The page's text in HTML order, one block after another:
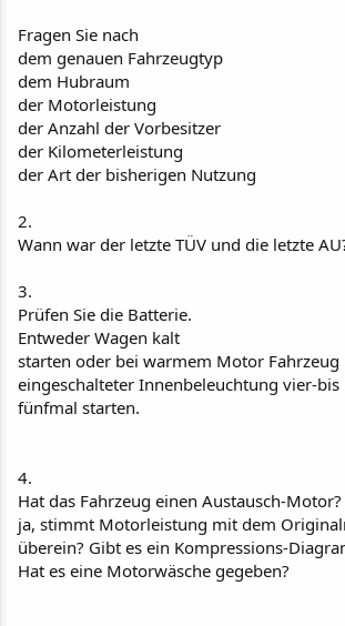
Fragen Sie nach
dem genauen Fahrzeugtyp
dem Hubraum
der Motorleistung
der Anzahl der Vorbesitzer
der Kilometerleistung
der Art der bisherigen Nutzung
2.
Wann war der letzte TÜV und die letzte
3.
Prüfen Sie die Batterie.
Entweder Wagen kalt
starten oder bei warmem Motor
eingeschalteter Innenbeleuchtung vier-bis
fünfmal starten.
4.
Hat das Fahrzeug einen Austausch-
ja, stimmt Motorleistung mit dem
überein? Gibt es ein Kompressions-
Hat es eine Motorwäsche gegeben?